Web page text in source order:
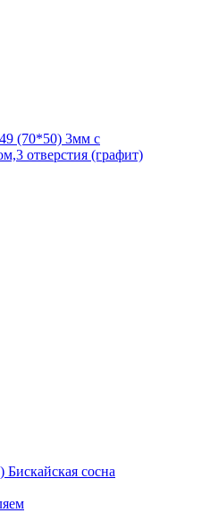
(70*50) 3мм с
отверстия (графит)
сосна